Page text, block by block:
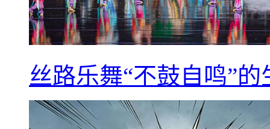
丝路乐舞“不鼓自鸣”